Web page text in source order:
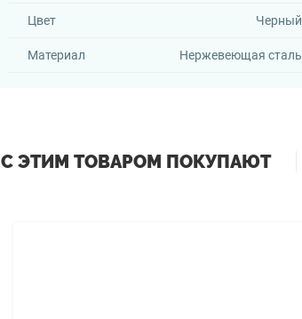
Цвет Черный
Материал Нержевеющая сталь
С ЭТИМ ТОВАРОМ ПОКУПАЮТ